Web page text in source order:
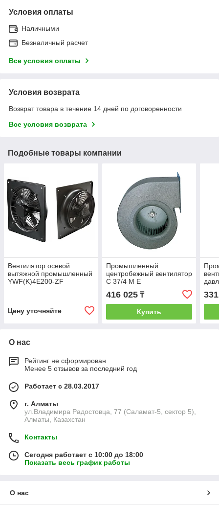
Условия оплаты
Наличными
Безналичный расчет
Все условия оплаты
Условия возврата
Возврат товара в течение 14 дней по договоренности
Все условия возврата
Подобные товары компании
Вентилятор осевой
вытяжной промышленный
YWF(K)4E200-ZF
Цену уточняйте
Промышленный
центробежный вентилятор
C 37/4 M E
416 025₸
Купить
О нас
Рейтинг не сформирован
Менее 5 отзывов за последний год
Работает с 28.03.2017
г. Алматы
ул.Владимира Радостовца, 77 (Саламат-5, сектор 5),
Алматы, Казахстан
Контакты
Сегодня работает с 10:00 до 18:00
Показать весь график работы
О нас